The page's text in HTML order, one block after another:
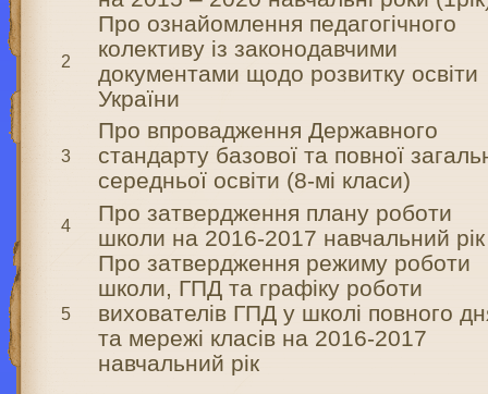
2
Про ознайомлення педагогічного
колективу із законодавчими
документами щодо розвитку освіти
України
3
Про впровадження Державного
стандарту базової та повної
середньої освіти (8-мі класи)
4
Про затвердження плану роботи
школи на 2016-2017 навчальний рік
5
Про затвердження режиму роботи
школи, ГПД та графіку роботи
вихователів ГПД у школі повного
та мережі класів на 2016-2017
навчальний рік